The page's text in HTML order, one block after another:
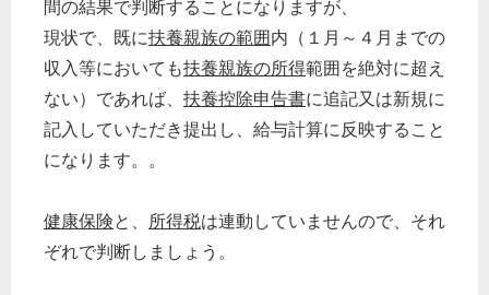
間の結果で判断することになりますが、
現状で、既に扶養親族の範囲内（１月～４月までの
収入等においても扶養親族の所得範囲を絶対に超え
ない）であれば、 扶養控除申告書に追記又は新規に
記入していただき提出し、給与計算に反映すること
になります。。
健康保険と、 所得税は連動していませんので、それ
ぞれで判断しましょう。